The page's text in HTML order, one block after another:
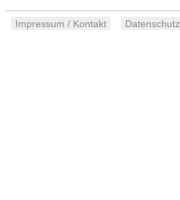
Impressum / Kontakt Datenschutz